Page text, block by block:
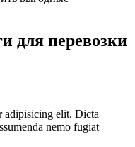
для перевозки
adipisicing elit. Dicta
nemo fugiat